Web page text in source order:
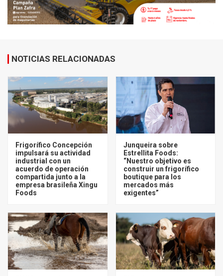
NOTICIAS RELACIONADAS
Frigorífico Concepción
impulsará su actividad
industrial con un
acuerdo de operación
compartida junto a la
empresa brasileña Xingu
Foods
Junqueira sobre
Estrellita Foods:
“Nuestro objetivo es
construir un frigorífico
boutique para los
mercados más
exigentes”